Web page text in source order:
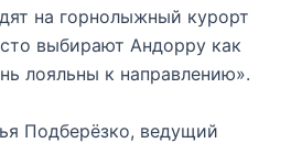
на горнолыжный курорт
выбирают Андорру как
лояльны к направлению».
Подберёзко, ведущий